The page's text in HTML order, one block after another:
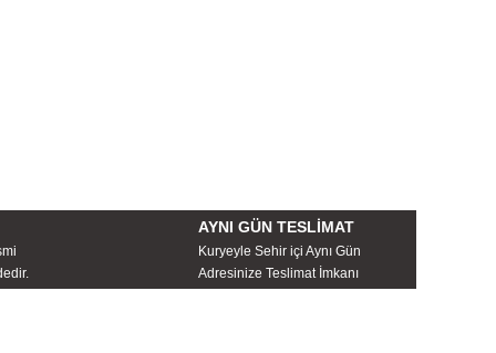
AYNI GÜN TESLİMAT
Kuryeyle Sehir içi Aynı Gün
Adresinize Teslimat İmkanı